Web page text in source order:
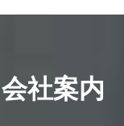
会社案内